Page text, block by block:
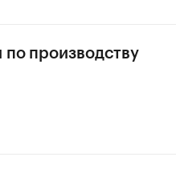
по производству